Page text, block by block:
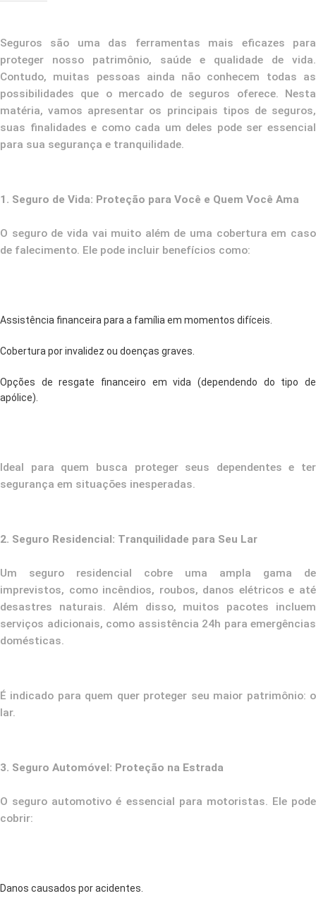
Seguros são uma das ferramentas mais eficazes para
proteger nosso patrimônio, saúde e qualidade de vida.
Contudo, muitas pessoas ainda não conhecem todas as
possibilidades que o mercado de seguros oferece. Nesta
matéria, vamos apresentar os principais tipos de seguros,
suas finalidades e como cada um deles pode ser essencial
para sua segurança e tranquilidade.
1. Seguro de Vida: Proteção para Você e Quem Você Ama
O seguro de vida vai muito além de uma cobertura em caso
de falecimento. Ele pode incluir benefícios como:
Assistência financeira para a família em momentos difíceis.
Cobertura por invalidez ou doenças graves.
Opções de resgate financeiro em vida (dependendo do tipo de
apólice).
Ideal para quem busca proteger seus dependentes e ter
segurança em situações inesperadas.
2. Seguro Residencial: Tranquilidade para Seu Lar
Um seguro residencial cobre uma ampla gama de
imprevistos, como incêndios, roubos, danos elétricos e até
desastres naturais. Além disso, muitos pacotes incluem
serviços adicionais, como assistência 24h para emergências
domésticas.
É indicado para quem quer proteger seu maior patrimônio: o
lar.
3. Seguro Automóvel: Proteção na Estrada
O seguro automotivo é essencial para motoristas. Ele pode
cobrir:
Danos causados por acidentes.